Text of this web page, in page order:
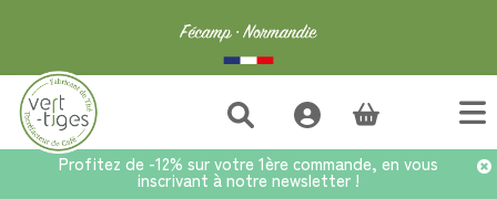
Profitez de -12% sur votre 1ère commande, en vous
inscrivant à notre newsletter !
Café au kilo > Café Ethiopie Nyala Hauts Plateaux Sidamo